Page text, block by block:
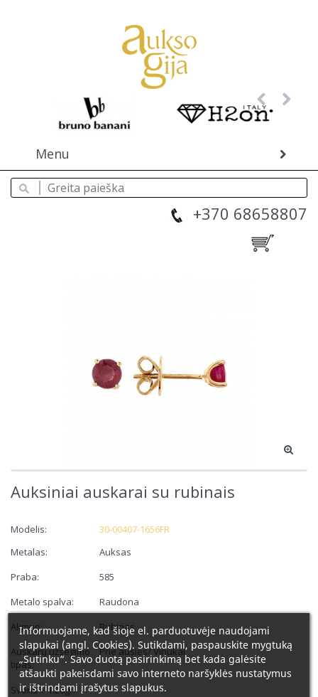
Menu
+370 68658807
Auksiniai auskarai su rubinais
Modelis:
30-00407-1656FR
Metalas:
Auksas
Praba:
585
Metalo spalva:
Raudona
Akmuo:
Rubinas
Auskarų užsegimo
tipas:
Prie ausies/ Vinukai
Svoris +-1.26gr.
Informuojame, kad šioje el. parduotuvėje naudojami
slapukai (angl. Cookies). Sutikdami, paspauskite mygtuką
„Sutinku“. Savo duotą pasirinkimą bet kada galėsite
atšaukti pakeisdami savo interneto naršyklės nustatymus
ir ištrindami įrašytus slapukus.